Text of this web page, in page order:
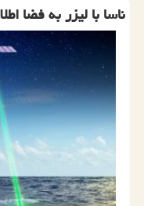
ناسا با لیزر به فضا